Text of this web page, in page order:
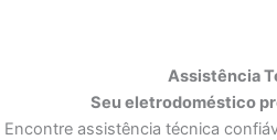
Assistência
Seu eletrodoméstico
Encontre assistência técnica